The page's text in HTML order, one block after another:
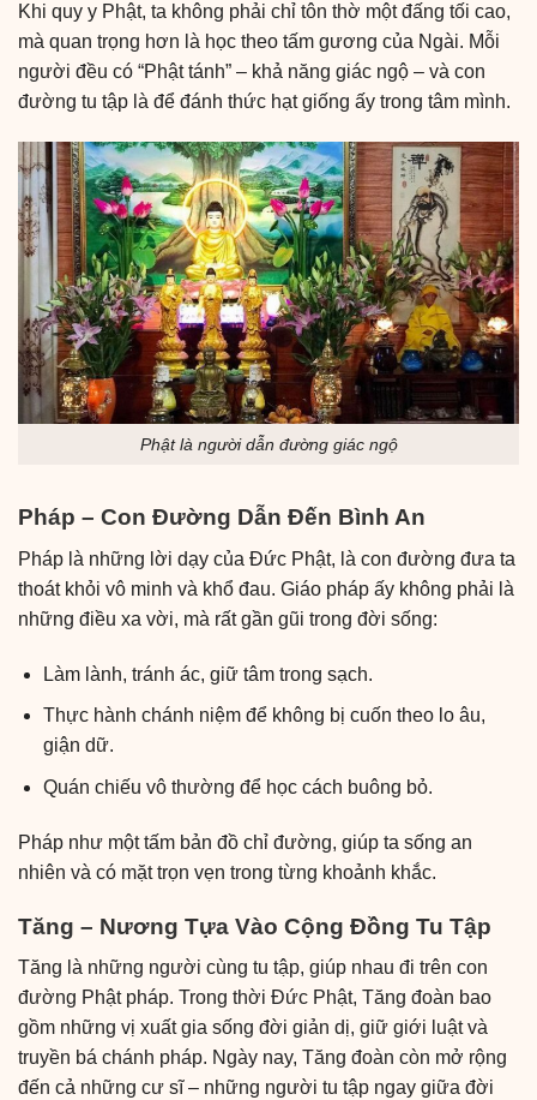
Khi quy y Phật, ta không phải chỉ tôn thờ một đấng tối cao,
mà quan trọng hơn là học theo tấm gương của Ngài. Mỗi
người đều có “Phật tánh” – khả năng giác ngộ – và con
đường tu tập là để đánh thức hạt giống ấy trong tâm mình.
Phật là người dẫn đường giác ngộ
Pháp – Con Đường Dẫn Đến Bình An
Pháp là những lời dạy của Đức Phật, là con đường đưa ta
thoát khỏi vô minh và khổ đau. Giáo pháp ấy không phải là
những điều xa vời, mà rất gần gũi trong đời sống:
Làm lành, tránh ác, giữ tâm trong sạch.
Thực hành chánh niệm để không bị cuốn theo lo âu,
giận dữ.
Quán chiếu vô thường để học cách buông bỏ.
Pháp như một tấm bản đồ chỉ đường, giúp ta sống an
nhiên và có mặt trọn vẹn trong từng khoảnh khắc.
Tăng – Nương Tựa Vào Cộng Đồng Tu Tập
Tăng là những người cùng tu tập, giúp nhau đi trên con
đường Phật pháp. Trong thời Đức Phật, Tăng đoàn bao
gồm những vị xuất gia sống đời giản dị, giữ giới luật và
truyền bá chánh pháp. Ngày nay, Tăng đoàn còn mở rộng
đến cả những cư sĩ – những người tu tập ngay giữa đời